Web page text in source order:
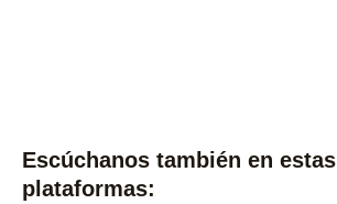
Escúchanos también en estas
plataformas: